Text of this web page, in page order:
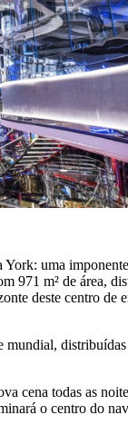
uma
971 m² de área,
deste centro
cena todas as
o centro do